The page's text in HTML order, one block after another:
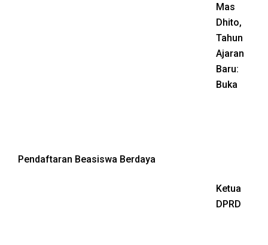
Mas
Dhito,
Tahun
Ajaran
Baru:
Buka
Pendaftaran Beasiswa Berdaya
Ketua
DPRD